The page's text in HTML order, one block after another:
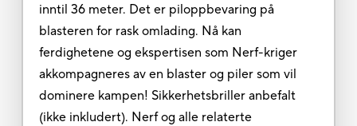
inntil 36 meter. Det er piloppbevaring på
blasteren for rask omlading. Nå kan
ferdighetene og ekspertisen som Nerf-kriger
akkompagneres av en blaster og piler som vil
dominere kampen! Sikkerhetsbriller anbefalt
(ikke inkludert). Nerf og alle relaterte